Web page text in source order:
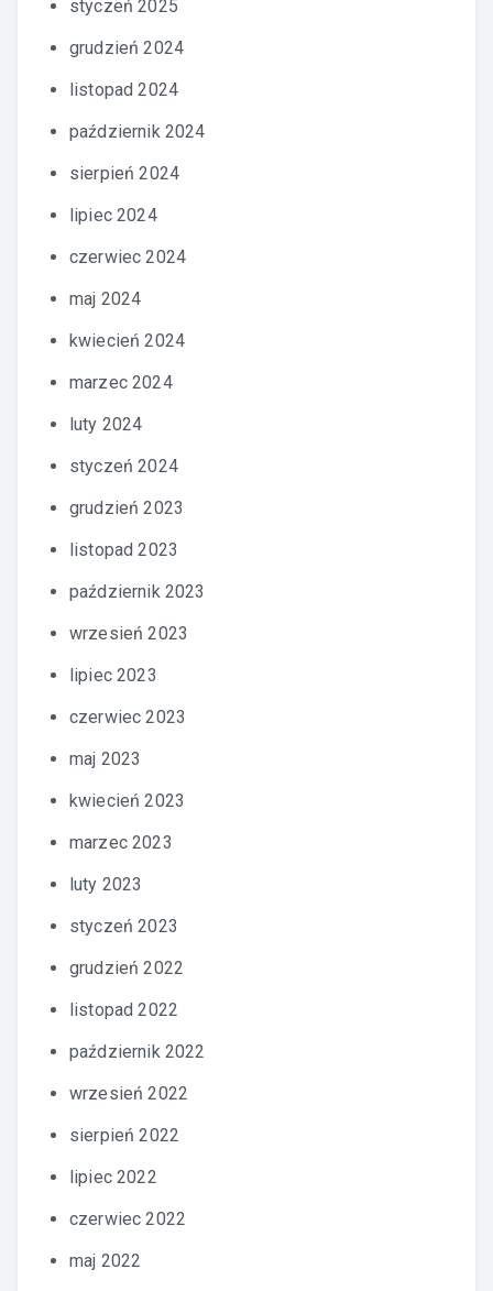
styczeń 2025
grudzień 2024
listopad 2024
październik 2024
sierpień 2024
lipiec 2024
czerwiec 2024
maj 2024
kwiecień 2024
marzec 2024
luty 2024
styczeń 2024
grudzień 2023
listopad 2023
październik 2023
wrzesień 2023
lipiec 2023
czerwiec 2023
maj 2023
kwiecień 2023
marzec 2023
luty 2023
styczeń 2023
grudzień 2022
listopad 2022
październik 2022
wrzesień 2022
sierpień 2022
lipiec 2022
czerwiec 2022
maj 2022